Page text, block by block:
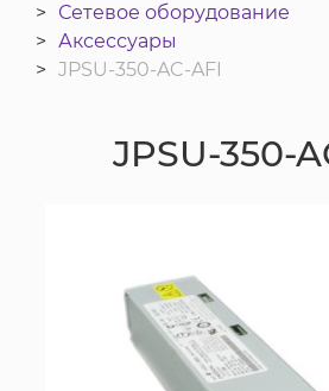
Сетевое оборудование
Аксессуары
JPSU-350-AC-AFI
JPSU-350-